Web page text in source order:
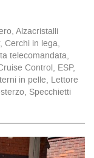
Alzacristalli
Cerchi in lega,
telecomandata,
Control, ESP,
in pelle, Lettore
Specchietti